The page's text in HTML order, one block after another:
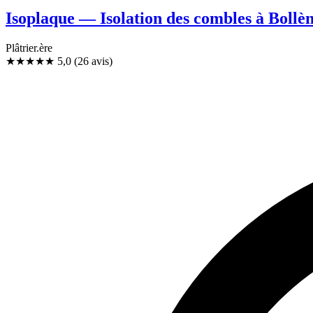
Isoplaque — Isolation des combles à
Plâtrier.ère
★★★★★ 5,0 (26 avis)